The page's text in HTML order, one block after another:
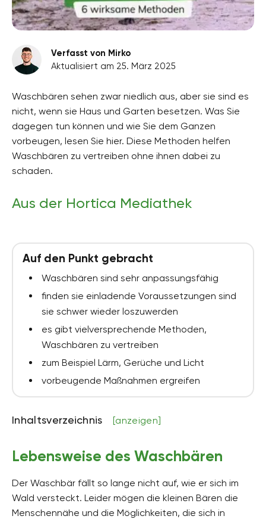
Verfasst von Mirko
Aktualisiert am 25. März 2025
Waschbären sehen zwar niedlich aus, aber sie sind es
nicht, wenn sie Haus und Garten besetzen. Was Sie
dagegen tun können und wie Sie dem Ganzen
vorbeugen, lesen Sie hier. Diese Methoden helfen
Waschbären zu vertreiben ohne ihnen dabei zu
schaden.
Aus der Hortica Mediathek
Auf den Punkt gebracht
Waschbären sind sehr anpassungsfähig
finden sie einladende Voraussetzungen sind
sie schwer wieder loszuwerden
es gibt vielversprechende Methoden,
Waschbären zu vertreiben
zum Beispiel Lärm, Gerüche und Licht
vorbeugende Maßnahmen ergreifen
Inhaltsverzeichnis [anzeigen]
Lebensweise des Waschbären
Der Waschbär fällt so lange nicht auf, wie er sich im
Wald versteckt. Leider mögen die kleinen Bären die
Menschennähe und die Möglichkeiten, die sich in